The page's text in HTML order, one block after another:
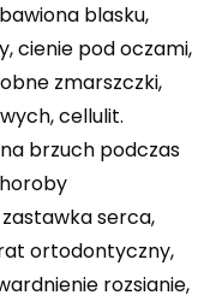
blasku,
cienie pod oczami,
zmarszczki,
cellulit.
brzuch podczas
serca,
ortodontyczny,
rozsianie,